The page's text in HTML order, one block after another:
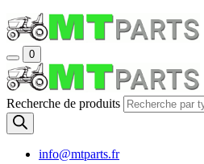
0
Recherche de produits
info@mtparts.fr